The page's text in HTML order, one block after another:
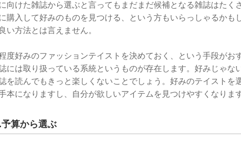
向けた雑誌から選ぶと言ってもまだまだ候補となる雑誌はたく
購入して好みのものを見つける、という方もいらっしゃるかも
い方法とは言えません。
度好みのファッションテイストを決めておく、という手段がお
には取り扱っている系統というものが存在します。好みじゃな
を読んでもきっと楽しくないことでしょう。好みのテイストを
本になりますし、自分が欲しいアイテムを見つけやすくなりま
算から選ぶ